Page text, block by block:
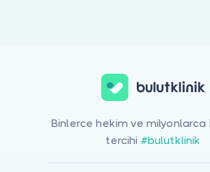
Binlerce hekim ve milyonlarca
tercihi #bulutklinik